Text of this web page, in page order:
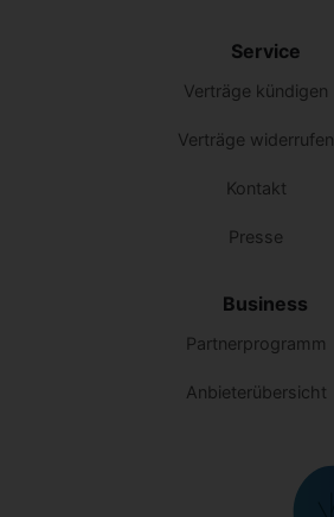
Service
Verträge kündigen
Verträge widerrufen
Kontakt
Presse
Business
Partnerprogramm
Anbieterübersicht